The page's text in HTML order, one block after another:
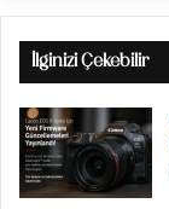
İlginizi Çekebilir